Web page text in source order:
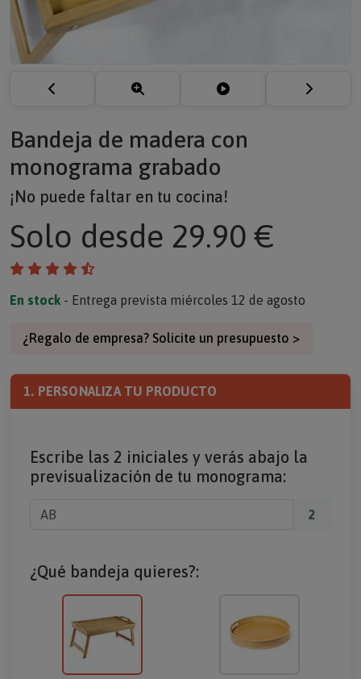
Bandeja de madera con
monograma grabado
¡No puede faltar en tu cocina!
Solo desde 29.90 €
En stock - Entrega prevista miércoles 12 de agosto
¿Regalo de empresa? Solicite un presupuesto >
1. PERSONALIZA TU PRODUCTO
Escribe las 2 iniciales y verás abajo la
previsualización de tu monograma:
2
¿Qué bandeja quieres?: